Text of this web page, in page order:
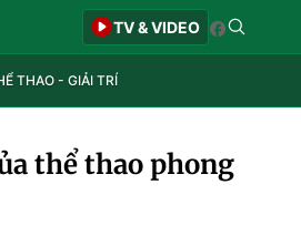
TV & VIDEO
THAO - GIẢI TRÍ
thể thao phong